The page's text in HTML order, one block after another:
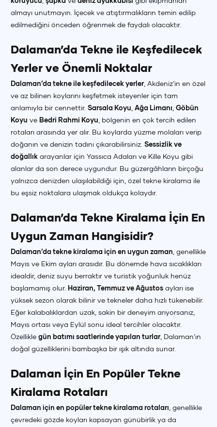
almayı unutmayın. İçecek ve atıştırmalıkların temin edilip
edilmediğini önceden öğrenmek de faydalı olacaktır.
Dalaman’da Tekne ile Keşfedilecek
Yerler ve Önemli Noktalar
Dalaman’da tekne ile keşfedilecek yerler , Akdeniz’in en özel
ve az bilinen koylarını keşfetmek isteyenler için tam
anlamıyla bir cennettir.Sarsala Koyu ,Ağa Limanı ,Göbün
Koyu ve Bedri Rahmi Koyu , bölgenin en çok tercih edilen
rotaları arasında yer alır. Bu koylarda yüzme molaları verip
doğanın ve denizin tadını çıkarabilirsiniz.Sessizlik ve
doğallık arayanlar için Yassıca Adaları ve Kille Koyu gibi
alanlar da son derece uygundur. Bu güzergâhların birçoğu
yalnızca denizden ulaşılabildiği için, özel tekne kiralama ile
bu eşsiz noktalara ulaşmak oldukça kolaydır.
Dalaman’da Tekne Kiralama İçin En
Uygun Zaman Hangisidir?
Dalaman’da tekne kiralama için en uygun zaman , genellikle
Mayıs ve Ekim ayları arasıdır. Bu dönemde hava sıcaklıkları
idealdir, deniz suyu berraktır ve turistik yoğunluk henüz
başlamamış olur. Haziran, Temmuz ve Ağustos ayları ise
yüksek sezon olarak bilinir ve tekneler daha hızlı tükenebilir.
Eğer kalabalıklardan uzak, sakin bir deneyim arıyorsanız,
Mayıs ortası veya Eylül sonu ideal tercihler olacaktır.
Özelliklegün batımı saatlerinde yapılan turlar , Dalaman’ın
doğal güzelliklerini bambaşka bir ışık altında sunar.
Dalaman İçin En Popüler Tekne
Kiralama Rotaları
Dalaman için en popüler tekne kiralama rotaları , genellikle
çevredeki gözde koyları kapsayan günübirlik ya da